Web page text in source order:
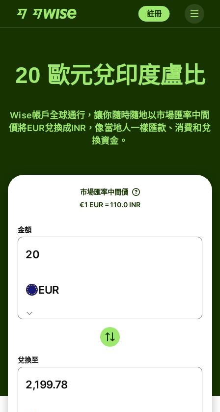
註冊
20 歐元兌印度盧比
Wise帳戶全球通行，讓你隨時隨地以市場匯率中間
價將EUR兌換成INR，像當地人一樣匯款、消費和兌
換資金。
市場匯率中間價
€1 EUR = 110.0 INR
金額
EUR
兌換至